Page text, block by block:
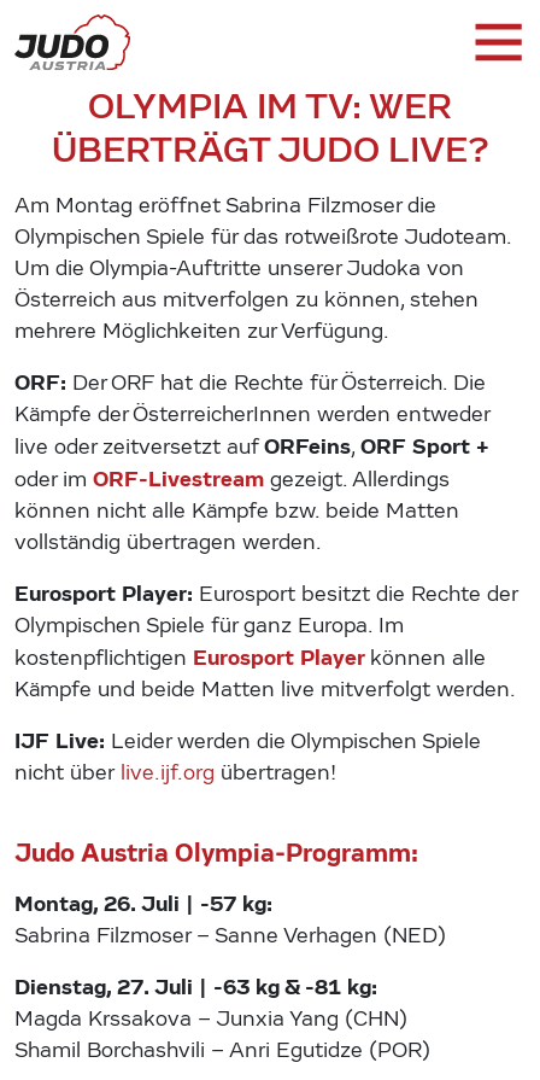
OLYMPIA IM TV: WER
ÜBERTRÄGT JUDO LIVE?
Am Montag eröffnet Sabrina Filzmoser die
Olympischen Spiele für das rotweißrote Judoteam.
Um die Olympia-Auftritte unserer Judoka von
Österreich aus mitverfolgen zu können, stehen
mehrere Möglichkeiten zur Verfügung.
ORF: Der ORF hat die Rechte für Österreich. Die
Kämpfe der ÖsterreicherInnen werden entweder
live oder zeitversetzt aufORFeins, ORF Sport +
oder im ORF-Livestream gezeigt. Allerdings
können nicht alle Kämpfe bzw. beide Matten
vollständig übertragen werden.
Eurosport Player: Eurosport besitzt die Rechte der
Olympischen Spiele für ganz Europa. Im
kostenpflichtigen Eurosport Player können alle
Kämpfe und beide Matten live mitverfolgt werden.
IJF Live: Leider werden die Olympischen Spiele
nicht über live.ijf.org übertragen!
Judo Austria Olympia-Programm:
Montag, 26. Juli | -57 kg:
Sabrina Filzmoser – Sanne Verhagen (NED)
Dienstag, 27. Juli | -63 kg & -81 kg:
Magda Krssakova – Junxia Yang (CHN)
Shamil Borchashvili – Anri Egutidze (POR)